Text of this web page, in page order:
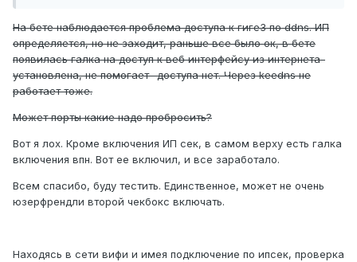
На бете наблюдается проблема доступа к гиге3 по ddns. ИП
определяется, но не заходит, раньше все было ок, в бете
появилась галка на доступ к веб интерфейсу из интернета-
установлена, не помогает- доступа нет. Через keedns не
работает тоже.
Может порты какие надо пробросить?
Вот я лох. Кроме включения ИП сек, в самом верху есть галка
включения впн. Вот ее включил, и все заработало.
Всем спасибо, буду тестить. Единственное, может не очень
юзерфрендли второй чекбокс включать.
Находясь в сети вифи и имея подключение по ипсек, проверка